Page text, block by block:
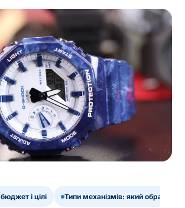
і цілі Типи механізмів: який обрати